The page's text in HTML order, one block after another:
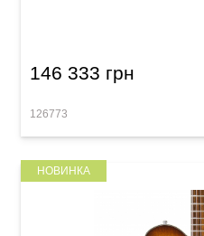
146 333 грн
126773
НОВИНКА